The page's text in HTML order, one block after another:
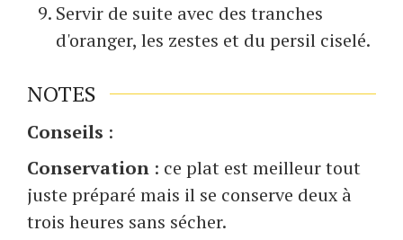
Servir de suite avec des tranches
d'oranger, les zestes et du persil ciselé.
NOTES
Conseils :
Conservation : ce plat est meilleur tout
juste préparé mais il se conserve deux à
trois heures sans sécher.